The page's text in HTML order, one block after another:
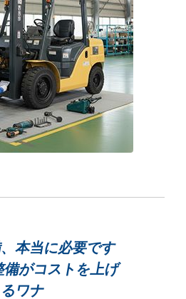
本当に必要です
備がコストを上げ
るワナ